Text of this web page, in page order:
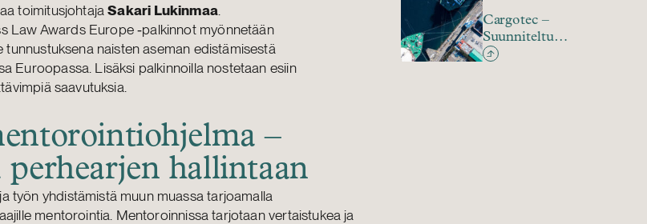
toimitusjohtajaSakari Lukinmaa.
Law Awards Europe ‑palkinnot myönnetään
tunnustuksena naisten aseman edistämisestä
Euroopassa. Lisäksi palkinnoilla nostetaan esiin
saavutuksia.
–
hallintaan
työn yhdistämistä muun muassa tarjoamalla
mentorointia. Mentoroinnissa tarjotaan vertaistukea ja
Cargotec –
Suunniteltu
yritysjärjestely